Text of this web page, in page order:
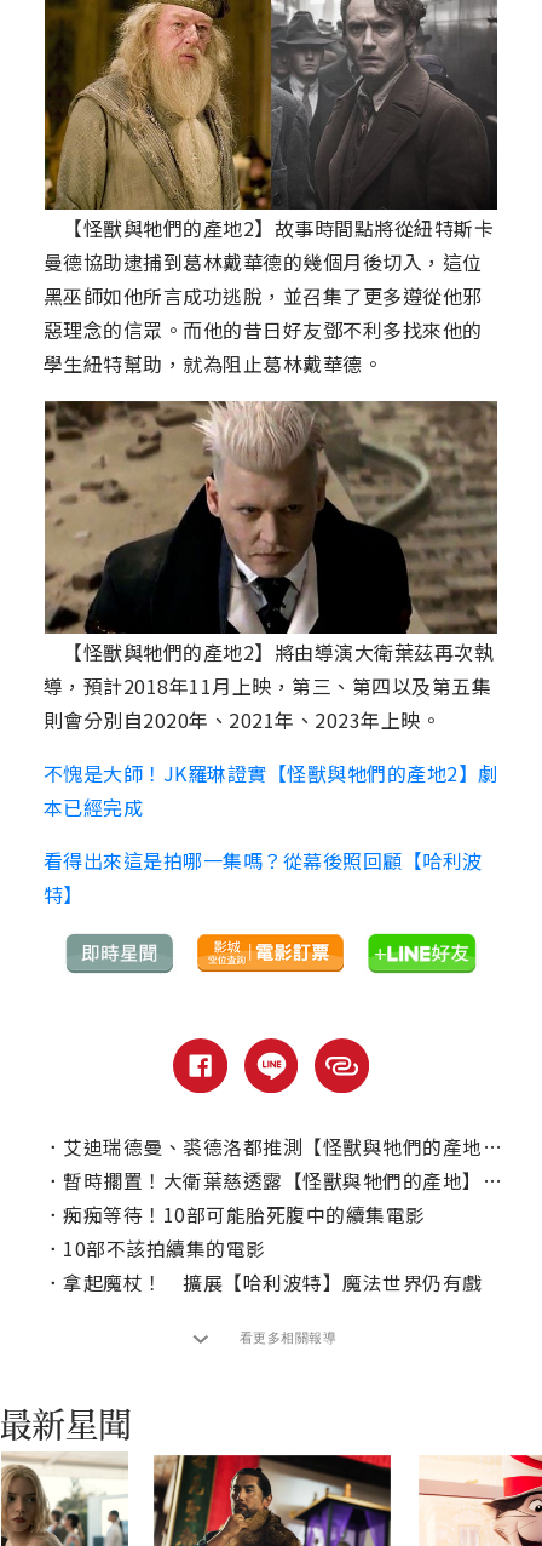
【怪獸與牠們的產地2】故事時間點將從紐特斯卡
曼德協助逮捕到葛林戴華德的幾個月後切入，這位
黑巫師如他所言成功逃脫，並召集了更多遵從他邪
惡理念的信眾。而他的昔日好友鄧不利多找來他的
學生紐特幫助，就為阻止葛林戴華德。
【怪獸與牠們的產地2】將由導演大衛葉茲再次執
導，預計2018年11月上映，第三、第四以及第五集
則會分別自2020年、2021年、2023年上映。
不愧是大師！JK羅琳證實【怪獸與牠們的產地2】劇
本已經完成
看得出來這是拍哪一集嗎？從幕後照回顧【哈利波
特】
． 艾迪瑞德曼、裘德洛都推測【怪獸與牠們的產地】系列走到盡頭了！
． 暫時擱置！大衛葉慈透露【怪獸與牠們的產地】動向
． 痴痴等待！10部可能胎死腹中的續集電影
． 10部不該拍續集的電影
． 拿起魔杖！ 擴展【哈利波特】魔法世界仍有戲
看更多相關報導